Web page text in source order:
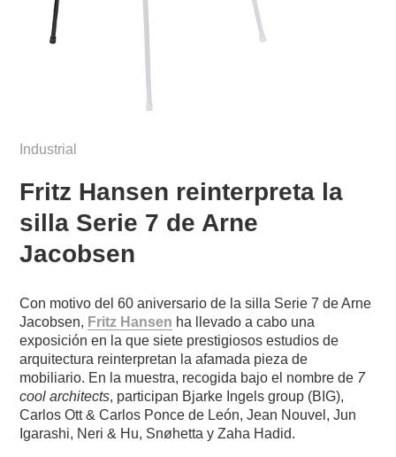
Industrial
Fritz Hansen reinterpreta la
silla Serie 7 de Arne
Jacobsen
Con motivo del 60 aniversario de la silla Serie 7 de Arne
Jacobsen, Fritz Hansen ha llevado a cabo una
exposición en la que siete prestigiosos estudios de
arquitectura reinterpretan la afamada pieza de
mobiliario. En la muestra, recogida bajo el nombre de 7
cool architects, participan Bjarke Ingels group (BIG),
Carlos Ott & Carlos Ponce de León, Jean Nouvel, Jun
Igarashi, Neri & Hu, Snøhetta y Zaha Hadid.